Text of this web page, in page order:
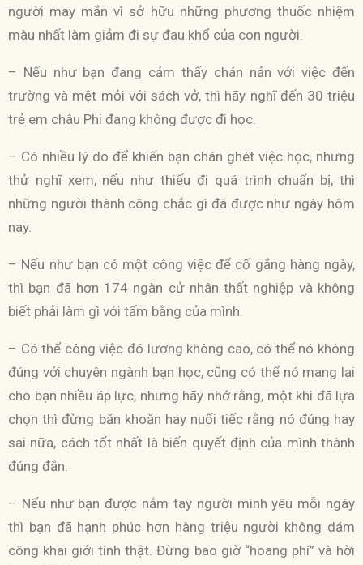
người may mắn vì sở hữu những phương thuốc nhiệm
màu nhất làm giảm đi sự đau khổ của con người.
– Nếu như bạn đang cảm thấy chán nản với việc đến
trường và mệt mỏi với sách vở, thì hãy nghĩ đến 30 triệu
trẻ em châu Phi đang không được đi học.
– Có nhiều lý do để khiến bạn chán ghét việc học, nhưng
thử nghĩ xem, nếu như thiếu đi quá trình chuẩn bị, thì
những người thành công chắc gì đã được như ngày hôm
nay.
– Nếu như bạn có một công việc để cố gắng hàng ngày,
thì bạn đã hơn 174 ngàn cử nhân thất nghiệp và không
biết phải làm gì với tấm bằng của mình.
– Có thể công việc đó lương không cao, có thể nó không
đúng với chuyên ngành bạn học, cũng có thể nó mang lại
cho bạn nhiều áp lực, nhưng hãy nhớ rằng, một khi đã lựa
chọn thì đừng băn khoăn hay nuối tiếc rằng nó đúng hay
sai nữa, cách tốt nhất là biến quyết định của mình thành
đúng đắn.
– Nếu như bạn được nắm tay người mình yêu mỗi ngày
thì bạn đã hạnh phúc hơn hàng triệu người không dám
công khai giới tính thật. Đừng bao giờ “hoang phí” và hời